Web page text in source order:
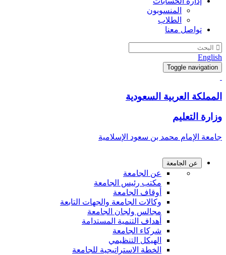
المنسوبون
الطلاب
تواصل معنا
English
Toggle navigation
المملكة العربية السعودية
وزارة التعليم
جامعة الإمام محمد بن سعود الإسلامية
عن الجامعة
عن الجامعة
مكتب رئيس الجامعة
أوقاف الجامعة
وكالات الجامعة والجهات التابعة
مجالس ولجان الجامعة
أهداف التنمية المستدامة
شركاء الجامعة
الهيكل التنظيمي
الخطة الاستراتيجية للجامعة